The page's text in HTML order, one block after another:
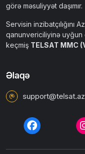
görə məsuliyyət daşımır.
Servisin inzibatçılığını
qanunvericiliyinə uyğun
keçmiş TELSAT MMC
Əlaqə
support@telsat.az